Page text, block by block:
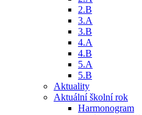
2.B
3.A
3.B
4.A
4.B
5.A
5.B
Aktuality
Aktuální školní rok
Harmonogram